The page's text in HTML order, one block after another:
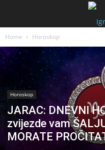
Home Horoskop
Horoskop
JARAC: DNEVNI
zvijezde vam
MORATE